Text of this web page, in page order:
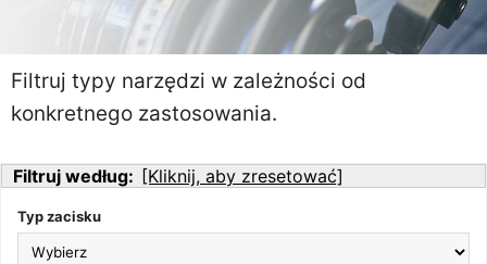
Filtruj typy narzędzi w zależności od
konkretnego zastosowania.
Filtruj według: [Kliknij, aby zresetować]
Typ zacisku